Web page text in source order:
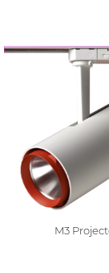
M3